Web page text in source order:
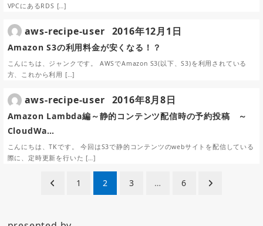
VPCにあるRDS […]
Amazon S3の利用料金が安くなる！？
こんにちは、ジャンクです。 AWSでAmazon S3(以下、S3)を利用されている
方、これから利用 […]
aws-recipe-user 2016年12月1日
Amazon Lambda編～静的コンテンツ配信時の予約投稿 ～
CloudWa…
こんにちは、TKです。 今回はS3で静的コンテンツのwebサイトを配信している
際に、定時更新を行いた […]
aws-recipe-user 2016年8月8日
1 2 3 … 6